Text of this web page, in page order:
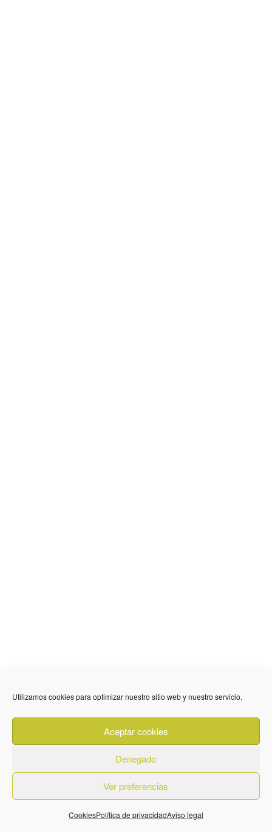
Utilizamos cookies para optimizar nuestro sitio web y nuestro servicio.
Aceptar cookies
Denegado
Ver preferencias
CookiesPolítica de privacidadAviso legal
636 01 61 85
Fuente Palmera
info @ fuentepalmerainformacion.es
Privacidad Aviso legal
Cookies
Quiénes Somos
Contacto